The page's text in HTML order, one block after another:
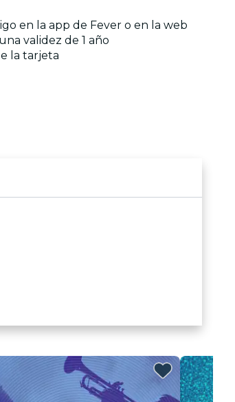
en la app de Fever o en la web
validez de 1 año
la tarjeta